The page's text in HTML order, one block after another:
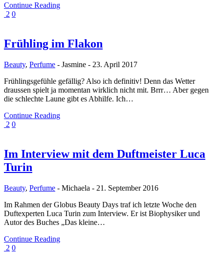
Continue Reading
2 0
Frühling im Flakon
Beauty, Perfume - Jasmine - 23. April 2017
Frühlingsgefühle gefällig? Also ich definitiv! Denn das Wetter
draussen spielt ja momentan wirklich nicht mit. Brrr… Aber gegen
die schlechte Laune gibt es Abhilfe. Ich…
Continue Reading
2 0
Im Interview mit dem Duftmeister Luca
Turin
Beauty, Perfume - Michaela - 21. September 2016
Im Rahmen der Globus Beauty Days traf ich letzte Woche den
Duftexperten Luca Turin zum Interview. Er ist Biophysiker und
Autor des Buches „Das kleine…
Continue Reading
2 0